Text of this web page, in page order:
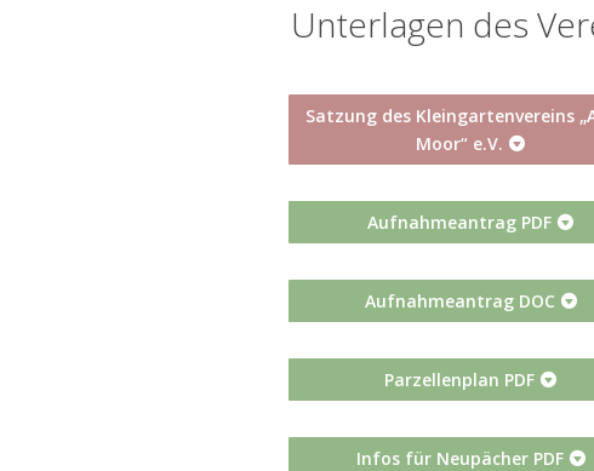
Unterlagen des
Satzung des Kleingartenvereins
Moor“ e.V.
Aufnahmeantrag PDF
Aufnahmeantrag DOC
Parzellenplan PDF
Infos für Neupächer PDF